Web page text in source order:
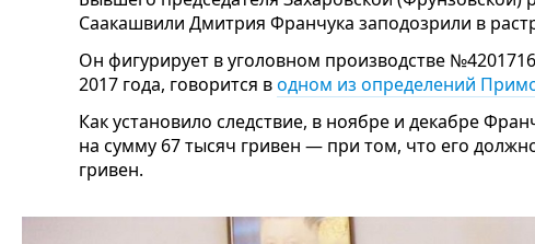
Саакашвили Дмитрия Франчука заподозрили в
Он фигурирует в уголовном производстве
2017 года, говорится водном из определений
Как установило следствие, в ноябре и декабре
на сумму 67 тысяч гривен — при том, что его
гривен.